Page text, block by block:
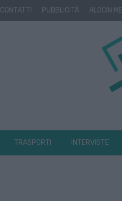
CONTATTI PUBBLICITÀ ALOCIN
TRASPORTI INTERVISTE